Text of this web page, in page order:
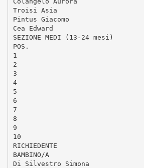
Troisi Asia
Pintus Giacomo
Cea Edward
SEZIONE MEDI (13-24 mesi)
POS.
1
2
3
4
5
6
7
8
9
10
RICHIEDENTE
BAMBINO/A
Di Silvestro Simona